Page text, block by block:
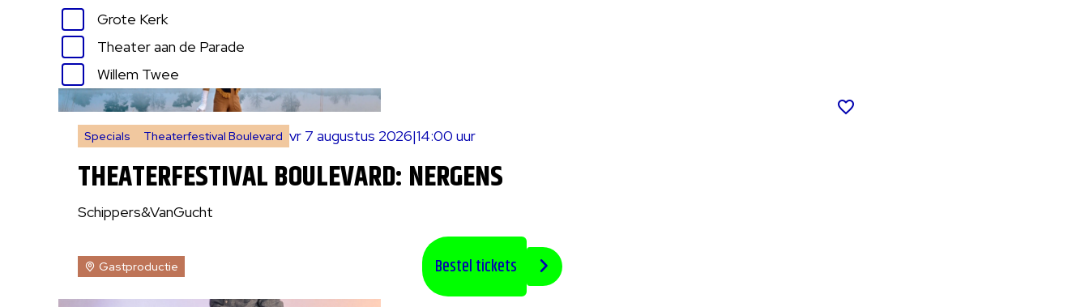
Grote Kerk
Theater aan de Parade
Willem Twee
THEATERFESTIVAL BOULEVARD: NERGENS
Specials Theaterfestival Boulevard vr 7 augustus 2026|14:00 uur
Schippers&VanGucht
Gastproductie Bestel tickets